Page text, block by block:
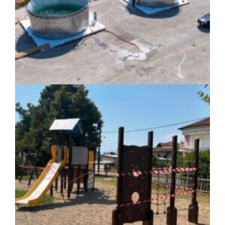
αναβάθμιση του ΚΕΦΙΑΠ Καρδίτσας
πριν από 2 μέρες
Δήμος Αθηναίων: 651 δημότες συμμετείχαν
στις δράσεις διατροφικής υποστήριξης
ΚΟΙΝΩΝΙΑ | 07/08/2026 · 17:08
HYMETTUS WATER GRID: «Έξυπνο»
δίκτυο προστασίας των υδατοδεξαμενών
στον Υμηττό